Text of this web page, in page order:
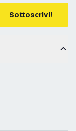
Sottoscrivi!